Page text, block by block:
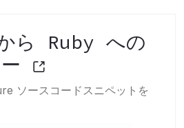
ら Ruby への
ソースコードスニペットを